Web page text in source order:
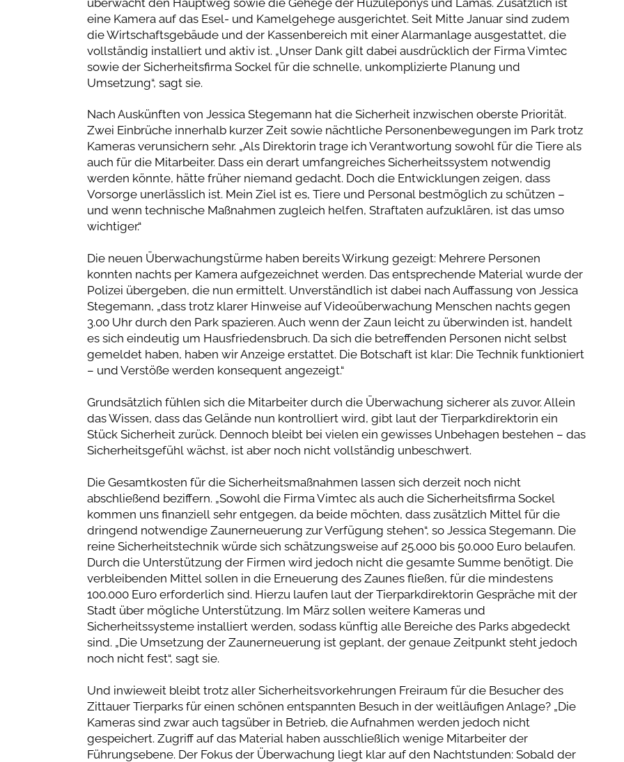
überwacht den Hauptweg sowie die Gehege der Huzuleponys und Lamas. Zusätzlich ist
eine Kamera auf das Esel- und Kamelgehege ausgerichtet. Seit Mitte Januar sind zudem
die Wirtschaftsgebäude und der Kassenbereich mit einer Alarmanlage ausgestattet, die
vollständig installiert und aktiv ist. „Unser Dank gilt dabei ausdrücklich der Firma Vimtec
sowie der Sicherheitsfirma Sockel für die schnelle, unkomplizierte Planung und
Umsetzung“, sagt sie.
Nach Auskünften von Jessica Stegemann hat die Sicherheit inzwischen oberste Priorität.
Zwei Einbrüche innerhalb kurzer Zeit sowie nächtliche Personenbewegungen im Park trotz
Kameras verunsichern sehr. „Als Direktorin trage ich Verantwortung sowohl für die Tiere als
auch für die Mitarbeiter. Dass ein derart umfangreiches Sicherheitssystem notwendig
werden könnte, hätte früher niemand gedacht. Doch die Entwicklungen zeigen, dass
Vorsorge unerlässlich ist. Mein Ziel ist es, Tiere und Personal bestmöglich zu schützen –
und wenn technische Maßnahmen zugleich helfen, Straftaten aufzuklären, ist das umso
wichtiger.“
Die neuen Überwachungstürme haben bereits Wirkung gezeigt: Mehrere Personen
konnten nachts per Kamera aufgezeichnet werden. Das entsprechende Material wurde der
Polizei übergeben, die nun ermittelt. Unverständlich ist dabei nach Auffassung von Jessica
Stegemann, „dass trotz klarer Hinweise auf Videoüberwachung Menschen nachts gegen
3.00 Uhr durch den Park spazieren. Auch wenn der Zaun leicht zu überwinden ist, handelt
es sich eindeutig um Hausfriedensbruch. Da sich die betreffenden Personen nicht selbst
gemeldet haben, haben wir Anzeige erstattet. Die Botschaft ist klar: Die Technik funktioniert
– und Verstöße werden konsequent angezeigt.“
Grundsätzlich fühlen sich die Mitarbeiter durch die Überwachung sicherer als zuvor. Allein
das Wissen, dass das Gelände nun kontrolliert wird, gibt laut der Tierparkdirektorin ein
Stück Sicherheit zurück. Dennoch bleibt bei vielen ein gewisses Unbehagen bestehen – das
Sicherheitsgefühl wächst, ist aber noch nicht vollständig unbeschwert.
Die Gesamtkosten für die Sicherheitsmaßnahmen lassen sich derzeit noch nicht
abschließend beziffern. „Sowohl die Firma Vimtec als auch die Sicherheitsfirma Sockel
kommen uns finanziell sehr entgegen, da beide möchten, dass zusätzlich Mittel für die
dringend notwendige Zaunerneuerung zur Verfügung stehen“, so Jessica Stegemann. Die
reine Sicherheitstechnik würde sich schätzungsweise auf 25.000 bis 50.000 Euro belaufen.
Durch die Unterstützung der Firmen wird jedoch nicht die gesamte Summe benötigt. Die
verbleibenden Mittel sollen in die Erneuerung des Zaunes fließen, für die mindestens
100.000 Euro erforderlich sind. Hierzu laufen laut der Tierparkdirektorin Gespräche mit der
Stadt über mögliche Unterstützung. Im März sollen weitere Kameras und
Sicherheitssysteme installiert werden, sodass künftig alle Bereiche des Parks abgedeckt
sind. „Die Umsetzung der Zaunerneuerung ist geplant, der genaue Zeitpunkt steht jedoch
noch nicht fest“, sagt sie.
Und inwieweit bleibt trotz aller Sicherheitsvorkehrungen Freiraum für die Besucher des
Zittauer Tierparks für einen schönen entspannten Besuch in der weitläufigen Anlage? „Die
Kameras sind zwar auch tagsüber in Betrieb, die Aufnahmen werden jedoch nicht
gespeichert. Zugriff auf das Material haben ausschließlich wenige Mitarbeiter der
Führungsebene. Der Fokus der Überwachung liegt klar auf den Nachtstunden: Sobald der